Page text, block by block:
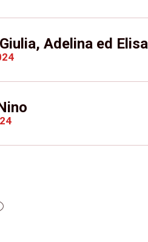
Adelina ed Elisa